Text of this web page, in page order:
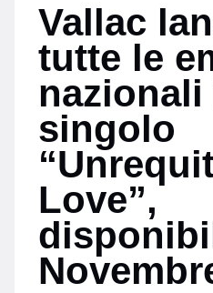
Vallac
tutte le
singolo
Love”,